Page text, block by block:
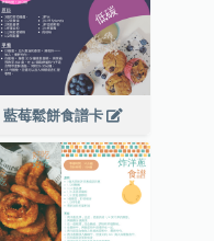
藍莓鬆餅食譜卡